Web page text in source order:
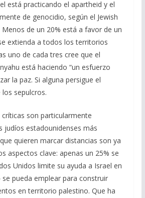
está practicando el apartheid y el
de genocidio, según el Jewish
de un 20% está a favor de un
extienda a todos los territorios
uno de cada tres cree que el
está haciendo “un esfuerzo
la paz. Si alguna persigue el
sepulcros.
son particularmente
judíos estadounidenses más
quieren marcar distancias son ya
aspectos clave: apenas un 25% se
Unidos limite su ayuda a Israel en
pueda emplear para construir
en territorio palestino. Que ha